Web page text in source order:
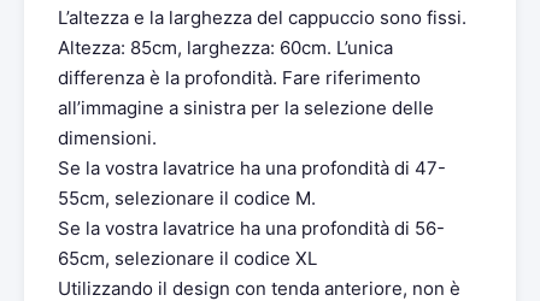
L’altezza e la larghezza del cappuccio sono fissi.
Altezza: 85cm, larghezza: 60cm. L’unica
differenza è la profondità. Fare riferimento
all’immagine a sinistra per la selezione delle
dimensioni.
Se la vostra lavatrice ha una profondità di 47-
55cm, selezionare il codice M.
Se la vostra lavatrice ha una profondità di 56-
65cm, selezionare il codice XL
Utilizzando il design con tenda anteriore, non è